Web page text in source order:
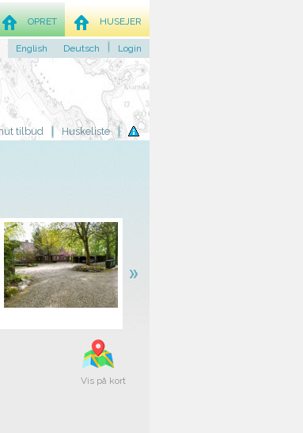
tilbud Huskeliste
Vis på kort
HUSEJER
OPRET
English Deutsch Login